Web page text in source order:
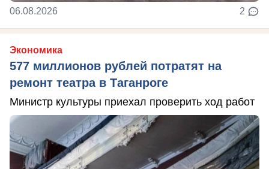
06.08.2026 2
Экономика
577 миллионов рублей потратят на
ремонт театра в Таганроге
Министр культуры приехал проверить ход работ